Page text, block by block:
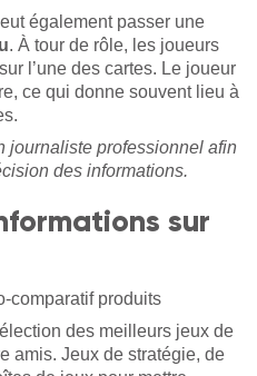
également passer une
. À tour de rôle, les joueurs
l’une des cartes. Le joueur
ce qui donne souvent lieu à
journaliste professionnel afin
des informations.
sur
comparatif produits
des meilleurs jeux de
amis. Jeux de stratégie, de